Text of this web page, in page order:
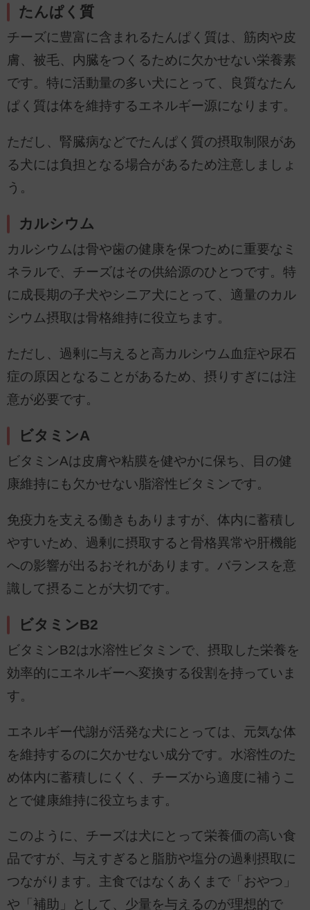
たんぱく質
チーズに豊富に含まれるたんぱく質は、筋肉や皮
膚、被毛、内臓をつくるために欠かせない栄養素
です。特に活動量の多い犬にとって、良質なたん
ぱく質は体を維持するエネルギー源になります。
ただし、腎臓病などでたんぱく質の摂取制限があ
る犬には負担となる場合があるため注意しましょ
う。
カルシウム
カルシウムは骨や歯の健康を保つために重要なミ
ネラルで、チーズはその供給源のひとつです。特
に成長期の子犬やシニア犬にとって、適量のカル
シウム摂取は骨格維持に役立ちます。
ただし、過剰に与えると高カルシウム血症や尿石
症の原因となることがあるため、摂りすぎには注
意が必要です。
ビタミンA
ビタミンAは皮膚や粘膜を健やかに保ち、目の健
康維持にも欠かせない脂溶性ビタミンです。
免疫力を支える働きもありますが、体内に蓄積し
やすいため、過剰に摂取すると骨格異常や肝機能
への影響が出るおそれがあります。バランスを意
識して摂ることが大切です。
ビタミンB2
ビタミンB2は水溶性ビタミンで、摂取した栄養を
効率的にエネルギーへ変換する役割を持っていま
す。
エネルギー代謝が活発な犬にとっては、元気な体
を維持するのに欠かせない成分です。水溶性のた
め体内に蓄積しにくく、チーズから適度に補うこ
とで健康維持に役立ちます。
このように、チーズは犬にとって栄養価の高い食
品ですが、与えすぎると脂肪や塩分の過剰摂取に
つながります。主食ではなくあくまで「おやつ」
や「補助」として、少量を与えるのが理想的で